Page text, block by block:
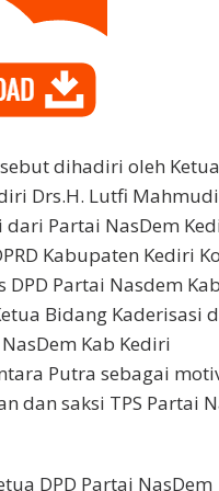
dihadiri oleh Ketua
Drs.H. Lutfi
dari Partai NasDem
Kabupaten Kediri
Partai Nasdem
Bidang Kaderisasi
Kab Kediri
Putra sebagai
dan saksi TPS Partai
DPD Partai NasDem